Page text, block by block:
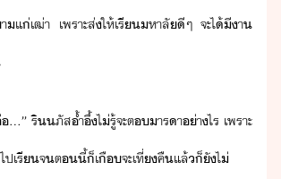
า​แ่เฒ่า​ ​เพราะ​ส่​ให้​เรี​หาลั​ี​ๆ​ ​จะ​ไ้​ี​า​
ริ​ภัส​้ำึ้​ไ่รู้​จะ​ต​ารา​่าไร​ ​เพราะ​
ป​เรี​จ​ตี้​็​เืจะ​เที่คื​แล้็​ั​ไ่​